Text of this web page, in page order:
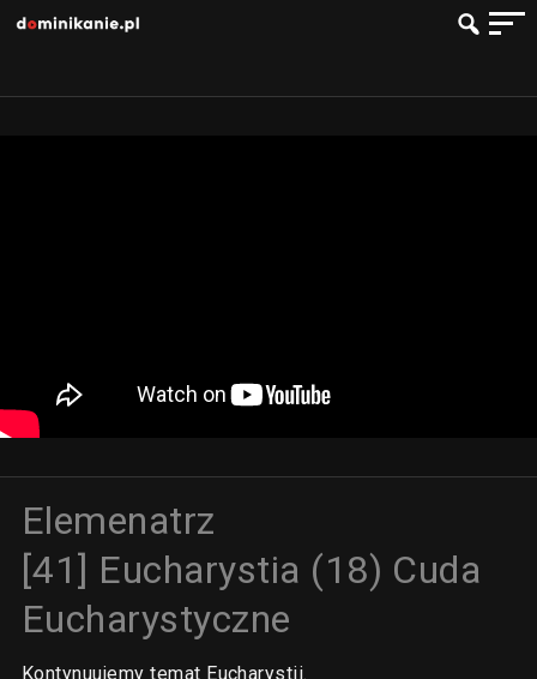
Elemenatrz
[41] Eucharystia (18) Cuda
Eucharystyczne
Kontynuujemy temat Eucharystii.